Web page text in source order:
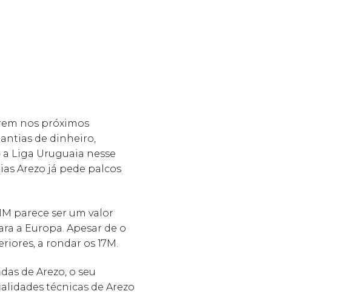
nos próximos
de dinheiro,
Liga Uruguaia nesse
Arezo já pede palcos
parece ser um valor
a Europa. Apesar de o
a rondar os 17M.
de Arezo, o seu
técnicas de Arezo